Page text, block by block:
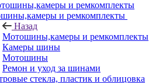
и ремкомплекты
Назад
Мотошины,камеры и ремкомплекты
Камеры шины
Мотошины
Ремон и уход за шинами